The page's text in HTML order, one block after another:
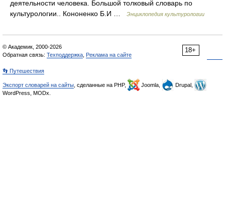
деятельности человека. Большой толковый словарь по
культурологии.. Кононенко Б.И …
Энциклопедия культурологии
18+
© Академик, 2000-2026
Обратная связь: Техподдержка Реклама на сайте
👣 Путешествия
Экспорт словарей на сайты , сделанные на PHP, Joomla,
Drupal,
WordPress, MODx.